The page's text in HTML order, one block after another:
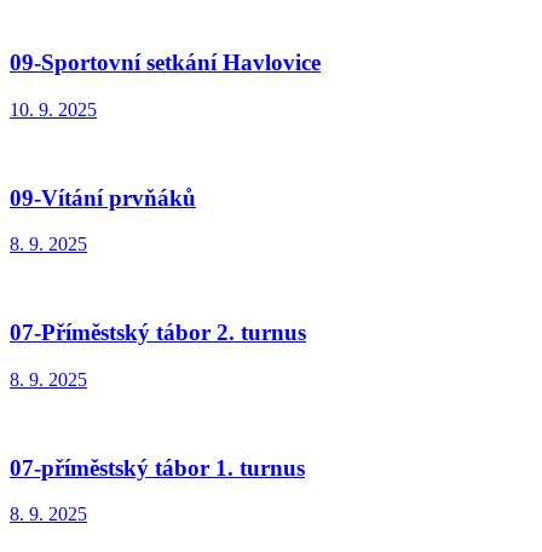
09-Sportovní setkání Havlovice
10. 9. 2025
09-Vítání prvňáků
8. 9. 2025
07-Příměstský tábor 2. turnus
8. 9. 2025
07-příměstský tábor 1. turnus
8. 9. 2025